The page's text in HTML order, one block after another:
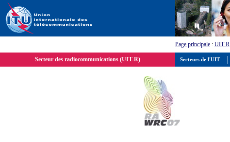
Page principale : UIT-R
Secteur des radiocommunications (UIT-R) Secteurs de l'UIT